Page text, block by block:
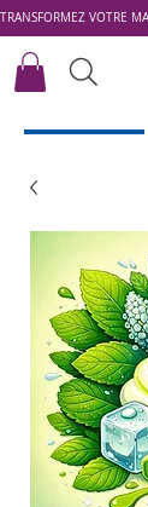
TRANSFORMEZ VOTRE